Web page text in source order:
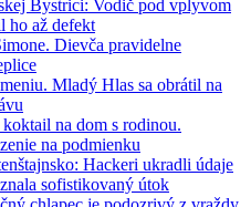
Bystrici: Vodič pod vplyvom
ho až defekt
Dievča pravidelne
Mladý Hlas sa obrátil na
na dom s rodinou.
na podmienku
Hackeri ukradli údaje
sofistikovaný útok